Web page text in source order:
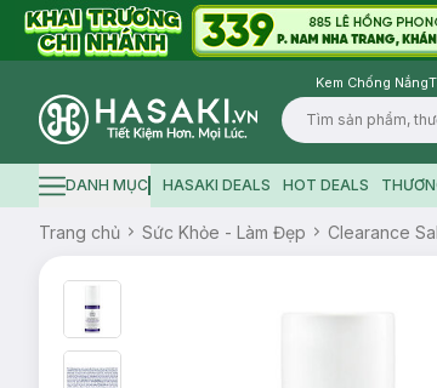
Kem Chống Nắng
Logo
Hamburger icon
DANH MỤC HASAKI DEALS HOT DEALS
Trang chủ Sức Khỏe - Làm Đẹp Clearance